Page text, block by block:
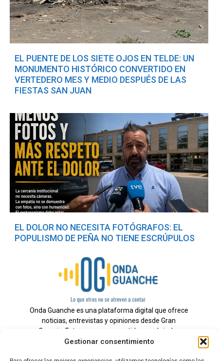
Gestionar consentimiento
EL PUENTE DE LOS SIETE OJOS EN TELDE: UN
MONUMENTO HISTÓRICO CONVERTIDO EN
VERTEDERO MES Y MEDIO DESPUÉS DE LAS
FIESTAS SAN JUAN
EL DOLOR NO NECESITA FOTÓGRAFOS: EL
POPULISMO DE PEÑA NO TIENE ESCRÚPULOS
Onda Guanche es una plataforma digital que ofrece
noticias, entrevistas y opiniones desde Gran
Canaria. Estamos comprometidos con brindar
información veraz y un periodismo independiente a